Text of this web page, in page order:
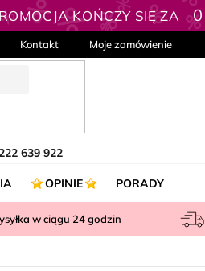
KOŃCZY SIĘ ZA 0
Kontakt Moje zamówienie
639 922
OPINIE PORADY
w ciągu 24godzin